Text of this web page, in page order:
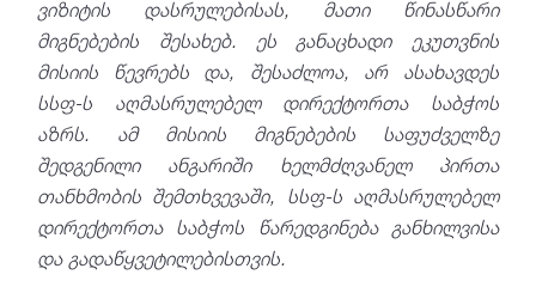
ვიზიტის დასრულებისას, მათი წინასწარი
მიგნებების შესახებ. ეს განაცხადი ეკუთვნის
მისიის წევრებს და, შესაძლოა, არ ასახავდეს
სსფ-ს აღმასრულებელ დირექტორთა საბჭოს
აზრს. ამ მისიის მიგნებების საფუძველზე
შედგენილი ანგარიში ხელმძღვანელ პირთა
თანხმობის შემთხვევაში, სსფ-ს აღმასრულებელ
დირექტორთა საბჭოს წარედგინება განხილვისა
და გადაწყვეტილებისთვის.